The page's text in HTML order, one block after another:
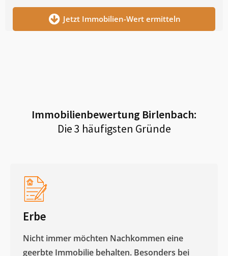
Jetzt Immobilien-Wert ermitteln
Immobilienbewertung Birlenbach:
Die 3 häufigsten Gründe
Erbe
Nicht immer möchten Nachkommen eine
geerbte Immobilie behalten. Besonders bei